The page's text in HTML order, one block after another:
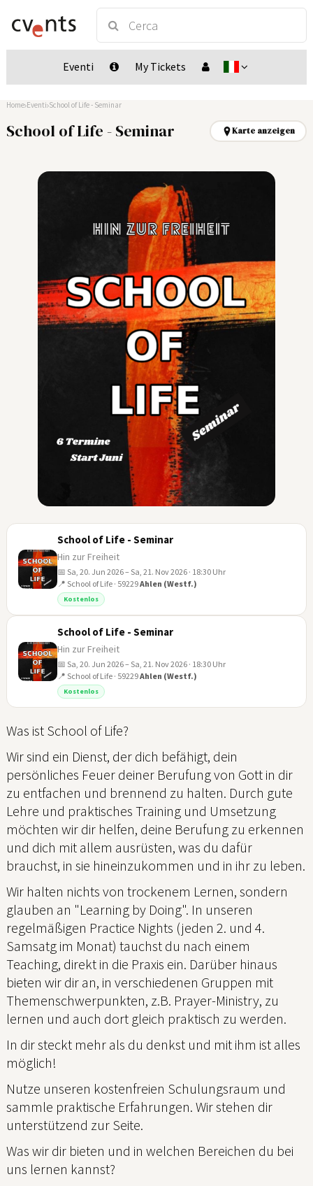
Eventi My Tickets
Home Eventi School of Life - Seminar
School of Life - Seminar Karte anzeigen
School of Life - Seminar
Hin zur Freiheit
📅 Sa, 20. Jun 2026 – Sa, 21. Nov 2026 · 18:30 Uhr
📍 School of Life · 59229Ahlen (Westf.)
Kostenlos
School of Life - Seminar
Hin zur Freiheit
📅 Sa, 20. Jun 2026 – Sa, 21. Nov 2026 · 18:30 Uhr
📍 School of Life · 59229Ahlen (Westf.)
Kostenlos
Was ist School of Life?
Wir sind ein Dienst, der dich befähigt, dein
persönliches Feuer deiner Berufung von Gott in dir
zu entfachen und brennend zu halten. Durch gute
Lehre und praktisches Training und Umsetzung
möchten wir dir helfen, deine Berufung zu erkennen
und dich mit allem ausrüsten, was du dafür
brauchst, in sie hineinzukommen und in ihr zu leben.
Wir halten nichts von trockenem Lernen, sondern
glauben an "Learning by Doing". In unseren
regelmäßigen Practice Nights (jeden 2. und 4.
Samsatg im Monat) tauchst du nach einem
Teaching, direkt in die Praxis ein. Darüber hinaus
bieten wir dir an, in verschiedenen Gruppen mit
Themenschwerpunkten, z.B. Prayer-Ministry, zu
lernen und auch dort gleich praktisch zu werden.
In dir steckt mehr als du denkst und mit ihm ist alles
möglich!
Nutze unseren kostenfreien Schulungsraum und
sammle praktische Erfahrungen. Wir stehen dir
unterstützend zur Seite.
Was wir dir bieten und in welchen Bereichen du bei
uns lernen kannst?